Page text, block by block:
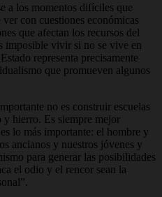
a los momentos difíciles que
con cuestiones económicas
que afectan los recursos del
imposible vivir si no se vive en
representa precisamente
que promueven algunos
no es construir escuelas
y hierro. Es siempre mejor
lo más importante: el hombre y
ancianos y nuestros jóvenes y
para generar las posibilidades
el odio y el rencor sean la